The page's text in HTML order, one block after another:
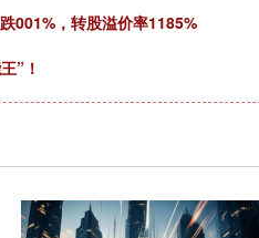
001%，转股溢价率1185%
”！